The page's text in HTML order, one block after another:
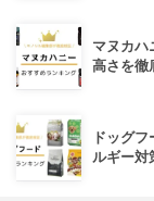
マヌカハ
高さを徹
ドッグ
ルギー対